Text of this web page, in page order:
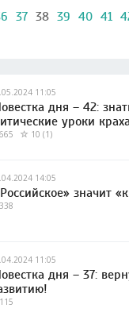
37 38 39 40 41
11:05
дня – 42:
уроки
10 (1)
14:05
значит
11:05
дня – 37: